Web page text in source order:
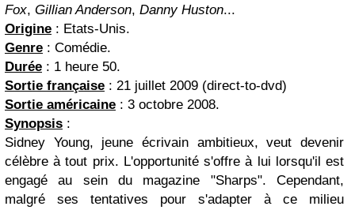
Fox, Gillian Anderson, Danny Huston...
Origine : Etats-Unis.
Genre : Comédie.
Durée : 1 heure 50.
Sortie française : 21 juillet 2009 (direct-to-dvd)
Sortie américaine : 3 octobre 2008.
Synopsis :
Sidney Young, jeune écrivain ambitieux, veut devenir
célèbre à tout prix. L'opportunité s'offre à lui lorsqu'il est
engagé au sein du magazine "Sharps". Cependant,
malgré ses tentatives pour s'adapter à ce milieu